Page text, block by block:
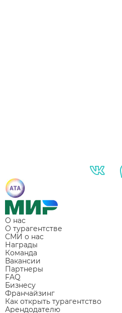
О нас
О турагентстве
СМИ о нас
Награды
Команда
Вакансии
Партнеры
FAQ
Бизнесу
Франчайзинг
Как открыть турагентство
Арендодателю